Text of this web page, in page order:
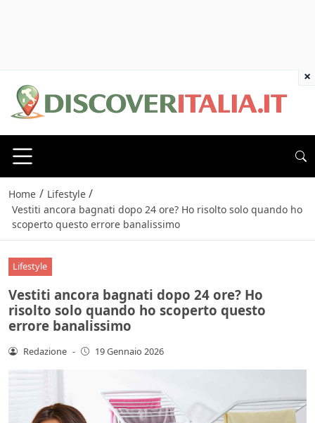
Home / Lifestyle /
Vestiti ancora bagnati dopo 24 ore? Ho risolto solo quando ho
scoperto questo errore banalissimo
Lifestyle
Vestiti ancora bagnati dopo 24 ore? Ho
risolto solo quando ho scoperto questo
errore banalissimo
Redazione - 19 Gennaio 2026
×